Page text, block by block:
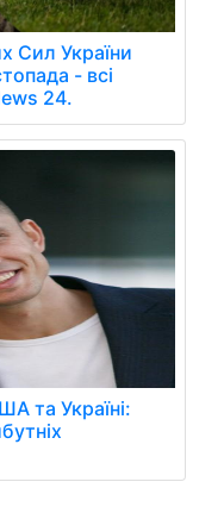
Сил України
- всі
24.
та Україні: